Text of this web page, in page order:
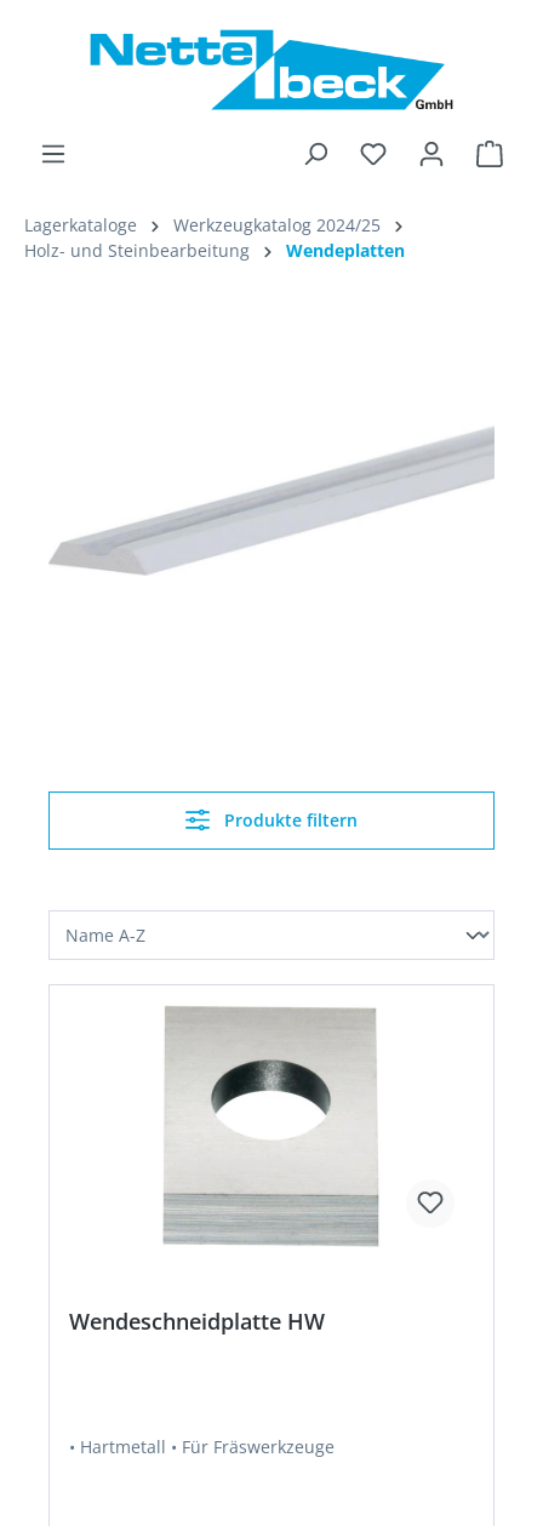
Lagerkataloge
Werkzeugkatalog 2024/25
Holz- und Steinbearbeitung
Wendeplatten
Produkte filtern
Wendeschneidplatte HW
• Hartmetall • Für Fräswerkzeuge